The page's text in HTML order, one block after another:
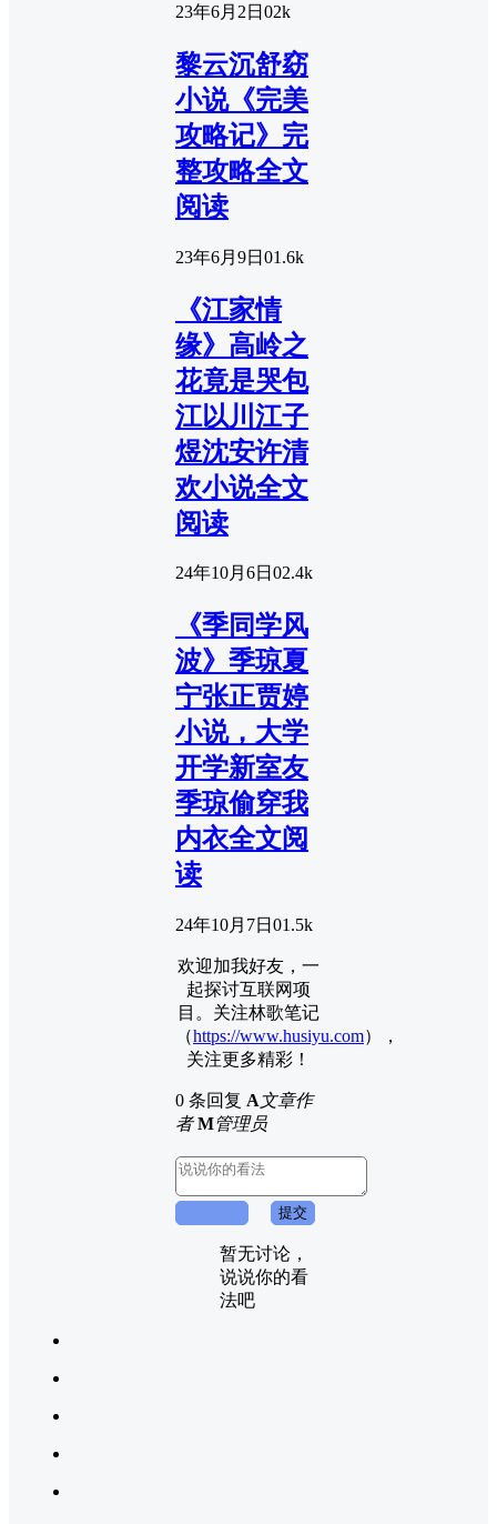
23年6月2日 02k
黎云沉舒窈
小说《完美
攻略记》完
整攻略全文
阅读
23年6月9日 01.6k
《江家情
缘》高岭之
花竟是哭包
江以川江子
煜沈安许清
欢小说全文
阅读
24年10月6日 02.4k
《季同学风
波》季琼夏
宁张正贾婷
小说，大学
开学新室友
季琼偷穿我
内衣全文阅
读
24年10月7日 01.5k
欢迎加我好友，一
起探讨互联网项
目。关注林歌笔记
（https://www.husiyu.com），
关注更多精彩！
0 条回复 A文章作
者 M管理员
提交
暂无讨论，
说说你的看
法吧